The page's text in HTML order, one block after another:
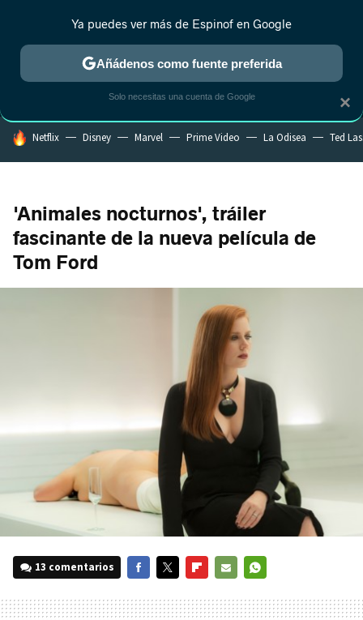
MENÚ NUEVO
ESTRENOS REALITY ANIME RANKINGS CINE
HOY SE HABLA DE
Netflix Disney Marvel Prime Video La Odisea Ted
'Animales nocturnos', tráiler
fascinante de la nueva película de
Tom Ford
13 comentarios
MAIL
×
Ya puedes ver más de Espinof en Google
Añádenos como fuente preferida
Solo necesitas una cuenta de Google